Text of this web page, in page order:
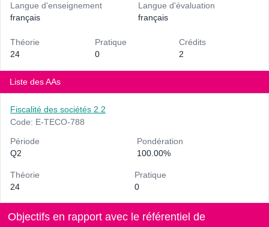
Langue d'enseignement
français
Langue d'évaluation
français
Théorie
24
Pratique
0
Crédits
2
Liste des AAs
Fiscalité des sociétés 2.2
Code: E-TECO-788
Période
Q2
Pondération
100.00%
Théorie
24
Pratique
0
Objectifs en rapport avec le référentiel de